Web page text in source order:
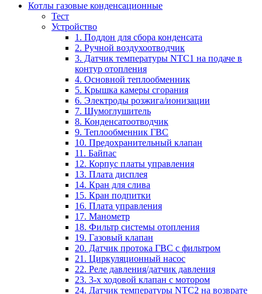
Котлы газовые конденсационные
Тест
Устройство
1. Поддон для сбора конденсата
2. Ручной воздухоотводчик
3. Датчик температуры NTC1 на подаче в
контур отопления
4. Основной теплообменник
5. Крышка камеры сгорания
6. Электроды розжига/ионизации
7. Шумоглушитель
8. Конденсатоотводчик
9. Теплообменник ГВС
10. Предохранительный клапан
11. Байпас
12. Корпус платы управления
13. Плата дисплея
14. Кран для слива
15. Кран подпитки
16. Плата управления
17. Манометр
18. Фильтр системы отопления
19. Газовый клапан
20. Датчик протока ГВС с фильтром
21. Циркуляционный насос
22. Реле давления/датчик давления
23. 3-х ходовой клапан с мотором
24. Датчик температуры NTC2 на возврате